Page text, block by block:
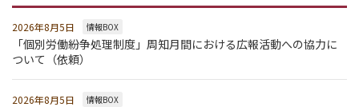
2026年8月5日 情報BOX
「個別労働紛争処理制度」周知月間における広報活動への協力に
ついて（依頼）
2026年8月5日 情報BOX